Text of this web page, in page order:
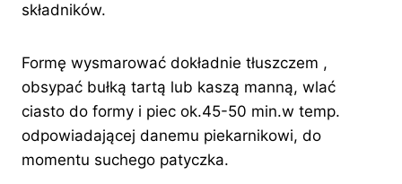
składników.
Formę wysmarować dokładnie tłuszczem ,
obsypać bułką tartą lub kaszą manną, wlać
ciasto do formy i piec ok.45-50 min.w temp.
odpowiadającej danemu piekarnikowi, do
momentu suchego patyczka.